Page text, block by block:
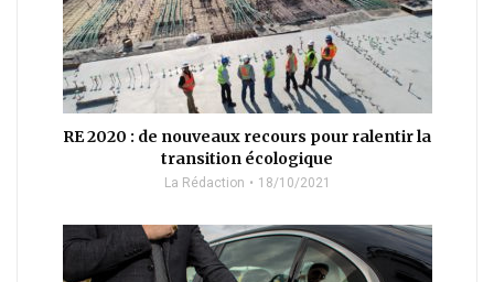
RE 2020 : de nouveaux recours pour ralentir la
transition écologique
La Rédaction 18/10/2021